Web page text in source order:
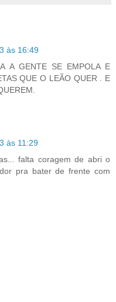
às 16:49
A GENTE SE EMPOLA E
QUE O LEÃO QUER . E
às 11:29
falta coragem de abri o
pra bater de frente com